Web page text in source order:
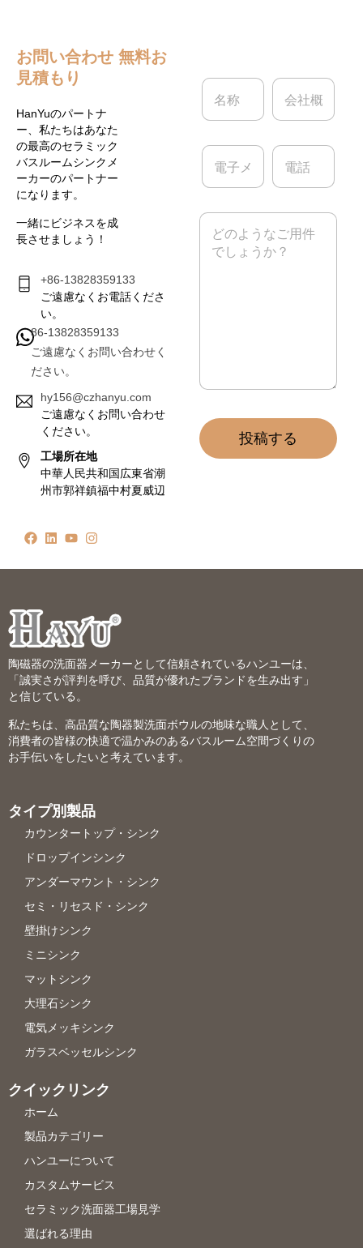
お問い合わせ 無料お
見積もり
HanYuのパートナ
ー、私たちはあなた
の最高のセラミック
バスルームシンクメ
ーカーのパートナー
になります。
一緒にビジネスを成
長させましょう！
+86-13828359133
ご遠慮なくお電話くださ
い。
86-13828359133
ご遠慮なくお問い合わせく
ださい。
hy156@czhanyu.com
ご遠慮なくお問い合わせ
ください。
工場所在地
中華人民共和国広東省潮
州市郭祥鎮福中村夏威辺
名
*
会
概
電
メ
ル
電
メ
投稿する
陶磁器の洗面器メーカーとして信頼されているハンユーは、
「誠実さが評判を呼び、品質が優れたブランドを生み出す」
と信じている。
私たちは、高品質な陶器製洗面ボウルの地味な職人として、
消費者の皆様の快適で温かみのあるバスルーム空間づくりの
お手伝いをしたいと考えています。
タイプ別製品
カウンタートップ・シンク
ドロップインシンク
アンダーマウント・シンク
セミ・リセスド・シンク
壁掛けシンク
ミニシンク
マットシンク
大理石シンク
電気メッキシンク
ガラスベッセルシンク
クイックリンク
ホーム
製品カテゴリー
ハンユーについて
カスタムサービス
セラミック洗面器工場見学
選ばれる理由